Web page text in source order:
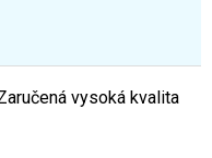
vysoká kvalita